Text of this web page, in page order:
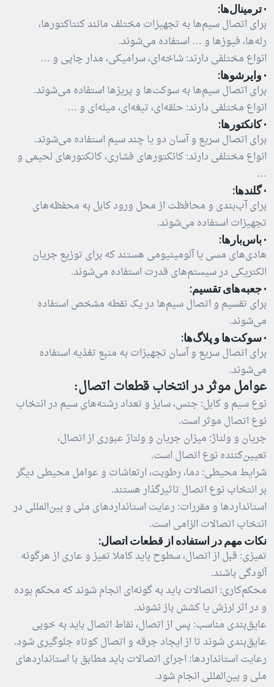
· ترمینال‌ها:
برای اتصال سیم‌ها به تجهیزات مختلف مانند کنتاکتورها،
رله‌ها، فیوزها و … استفاده می‌شوند.
انواع مختلفی دارند: شاخه‌ای، سرامیکی، مدار چاپی و …
· وایرشو‌ها:
برای اتصال سیم‌ها به سوکت‌ها و پریزها استفاده می‌شوند.
انواع مختلفی دارند: حلقه‌ای، تیغه‌ای، میله‌ای و …
· کانکتورها:
برای اتصال سریع و آسان دو یا چند سیم استفاده می‌شوند.
انواع مختلفی دارند: کانکتورهای فشاری، کانکتورهای لحیمی و
…
· گلندها:
برای آب‌بندی و محافظت از محل ورود کابل به محفظه‌های
تجهیزات استفاده می‌شوند.
· باس‌بارها:
هادی‌های مسی یا آلومینیومی هستند که برای توزیع جریان
الکتریکی در سیستم‌های قدرت استفاده می‌شوند.
· جعبه‌های تقسیم:
برای تقسیم و اتصال سیم‌ها در یک نقطه مشخص استفاده
می‌شوند.
· سوکت‌ها و پلاگ‌ها:
برای اتصال سریع و آسان تجهیزات به منبع تغذیه استفاده
می‌شوند.
عوامل موثر در انتخاب قطعات اتصال:
نوع سیم و کابل: جنس، سایز و تعداد رشته‌های سیم در انتخاب
نوع اتصال موثر است.
جریان و ولتاژ: میزان جریان و ولتاژ عبوری از اتصال،
تعیین‌کننده نوع اتصال است.
شرایط محیطی: دما، رطوبت، ارتعاشات و عوامل محیطی دیگر
بر انتخاب نوع اتصال تاثیرگذار هستند.
استانداردها و مقررات: رعایت استانداردهای ملی و بین‌المللی در
انتخاب اتصالات الزامی است.
نکات مهم در استفاده از قطعات اتصال:
تمیزی: قبل از اتصال، سطوح باید کاملا تمیز و عاری از هرگونه
آلودگی باشند.
محکم‌کاری: اتصالات باید به گونه‌ای انجام شوند که محکم بوده
و در اثر لرزش یا کشش باز نشوند.
عایق‌بندی مناسب: پس از اتصال، نقاط اتصال باید به خوبی
عایق‌بندی شوند تا از ایجاد جرقه و اتصال کوتاه جلوگیری شود.
رعایت استانداردها: اجرای اتصالات باید مطابق با استانداردهای
ملی و بین‌المللی انجام شود.